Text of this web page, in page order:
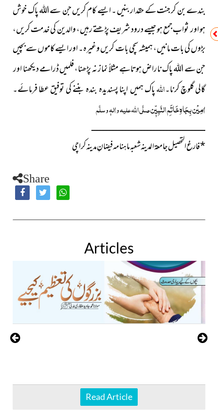
بندے بن کر جنت کے حقدار بنیں ۔ ایسے کام کریں جن سےاللہپاکخوش
ہو اور ثواب جمع ہو جیسے درود شریف پڑھتے رہیں، والدین کی خدمت کریں،
بڑوں کی بات مانیں، ہمیشہ سچی بات کریں وغیرہ۔ اور ایسے کاموں سے بچیں
جن سےاللہپاکناراض ہوتاہے مثلاً نماز نہ پڑھنا، فلمیں ڈرامے دیکھنا اور
گالی گلوچ کرنا۔اللہپاکہمیں اپنا پسندیدہ بندہ بننے کی توفیق عطا فرمائے۔
اٰمِیْن بِجَاہِ خَاتَمِ النَّبِیّٖنصلَّی اللہ علیہ واٰلہٖ وسلَّم
ــــــــــــــــــــــــــــــــــــــــــــــــــــــــــــــــــــــــــــــ
*فارغ التحصیل جامعۃ المدینہ شعبہ ماہنامہ فیضانِ مدینہ کراچی
Share
Articles
Read Article